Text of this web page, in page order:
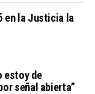
en la Justicia la
estoy de
señal abierta”